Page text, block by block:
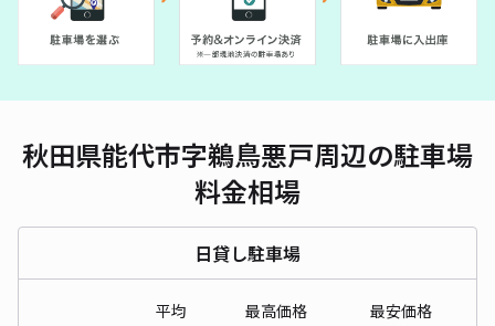
秋田県能代市字鵜鳥悪戸周辺の駐車場
料金相場
日貸し駐車場
平均 最高価格 最安価格